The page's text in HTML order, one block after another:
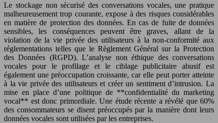
Le stockage non sécurisé des conversations vocales, une pratique
malheureusement trop courante, expose à des risques considérables
en matière de protection des données. En cas de fuite de données
sensibles, les conséquences peuvent être graves, allant de la
violation de la vie privée des utilisateurs à la non-conformité aux
réglementations telles que le Règlement Général sur la Protection
des Données (RGPD). L’analyse non éthique des conversations
vocales pour le profilage et le ciblage publicitaire abusif est
également une préoccupation croissante, car elle peut porter atteinte
à la vie privée des utilisateurs et créer un sentiment d’intrusion. La
mise en place d’une politique de **confidentialité du marketing
vocal** est donc primordiale. Une étude récente a révélé que 60%
des consommateurs se disent préoccupés par la manière dont leurs
données vocales sont utilisées par les entreprises.